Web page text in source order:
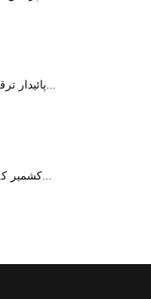
پائیدار ترقی – جموں و کشم...
کشمیر کے روایتی تہوار اور...